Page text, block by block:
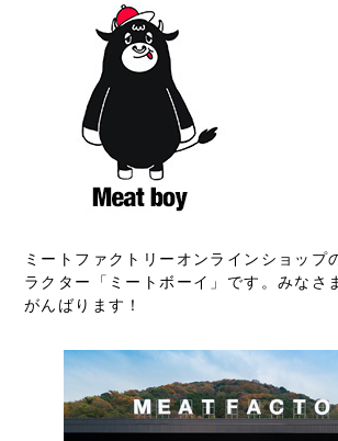
ミートファクトリーオンラインショップ
ラクター「ミートボーイ」です。みなさ
がんばります！